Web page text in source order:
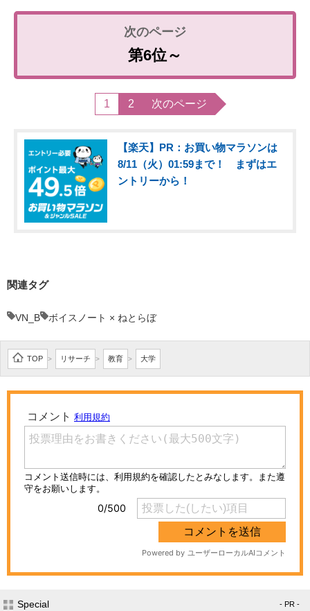
第6位～
1 2 次のページ
【楽天】PR：お買い物マラソンは
8/11（火）01:59まで！ まずはエ
ントリーから！
関連タグ
VN_B ボイスノート × ねとらぼ
TOP > リサーチ > 教育 > 大学
Special - PR -